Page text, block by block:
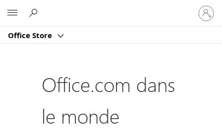
Office Store
vous
à
compte
Office.com dans
le monde